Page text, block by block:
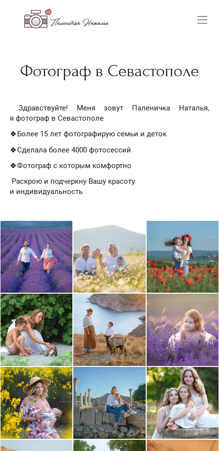
Фотограф в Севастополе
Здравствуйте! Меня зовут Паленичка Наталья,
я фотограф в Севастополе
🍀Более 15 лет фотографирую семьи и деток
🍀Сделала более 4000 фотосессий
🍀Фотограф с которым комфортно
Раскрою и подчеркну Вашу красоту
и индивидуальность